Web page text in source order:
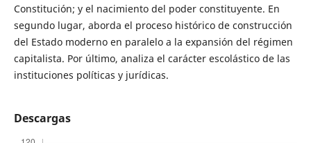
Constitución; y el nacimiento del poder constituyente. En
segundo lugar, aborda el proceso histórico de construcción
del Estado moderno en paralelo a la expansión del régimen
capitalista. Por último, analiza el carácter escolástico de las
instituciones políticas y jurídicas.
Descargas